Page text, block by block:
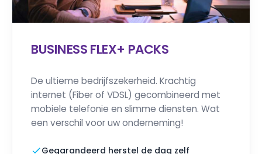
BUSINESS FLEX+ PACKS
De ultieme bedrijfszekerheid. Krachtig
internet (Fiber of VDSL) gecombineerd met
mobiele telefonie en slimme diensten. Wat
een verschil voor uw onderneming!
Gegarandeerd herstel de dag zelf